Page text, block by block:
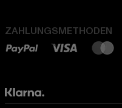
ZAHLUNGSMETHODEN